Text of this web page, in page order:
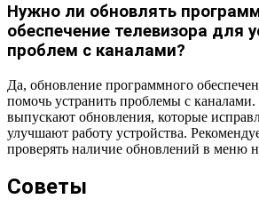
Нужно ли обновлять
обеспечение телевизора для
проблем с каналами?
Да, обновление программного
помочь устранить проблемы с
выпускают обновления, которые
улучшают работу устройства.
проверять наличие обновлений в меню
Советы